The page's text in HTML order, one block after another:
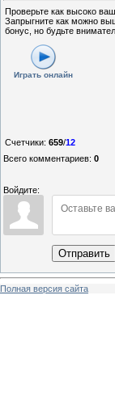
Проверьте как высоко
Запрыгните как можно
бонус, но будьте
Играть онлайн
Счетчики: 659/12
Всего комментариев: 0
Войдите:
Отправить
Полная версия сайта